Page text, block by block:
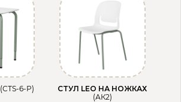
(СТS-6-Р)
СТУЛ LEO НА НОЖКАХ
(АК2)